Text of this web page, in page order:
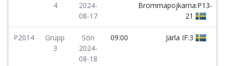
4
2024-
08-17
Brommapojkarna:P13-
21
P2014
Grupp
3
Sön
2024-
08-18
09:00 Järla IF:3